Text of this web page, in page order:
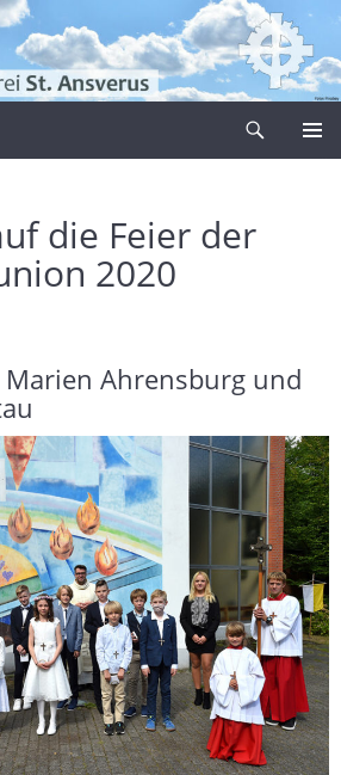
die Feier der
2020
Marien Ahrensburg und